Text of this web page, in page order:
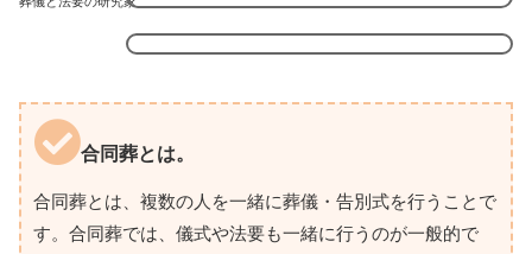
合同葬とは。
合同葬とは、複数の人を一緒に葬儀・告別式を行うことで
す。合同葬では、儀式や法要も一緒に行うのが一般的で